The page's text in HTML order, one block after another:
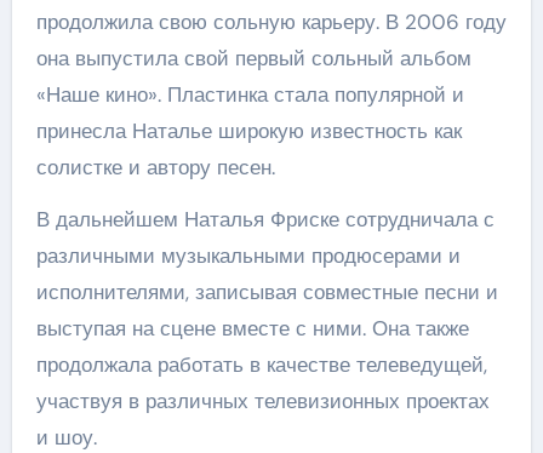
продолжила свою сольную карьеру. В 2006 году
она выпустила свой первый сольный альбом
«Наше кино». Пластинка стала популярной и
принесла Наталье широкую известность как
солистке и автору песен.
В дальнейшем Наталья Фриске сотрудничала с
различными музыкальными продюсерами и
исполнителями, записывая совместные песни и
выступая на сцене вместе с ними. Она также
продолжала работать в качестве телеведущей,
участвуя в различных телевизионных проектах
и шоу.